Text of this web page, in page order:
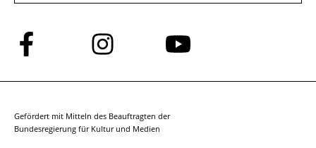
Folge
uns
auf
Folge
uns
auf
Folge
auf
Gefördert mit Mitteln des Beauftragten der
Bundesregierung für Kultur und Medien